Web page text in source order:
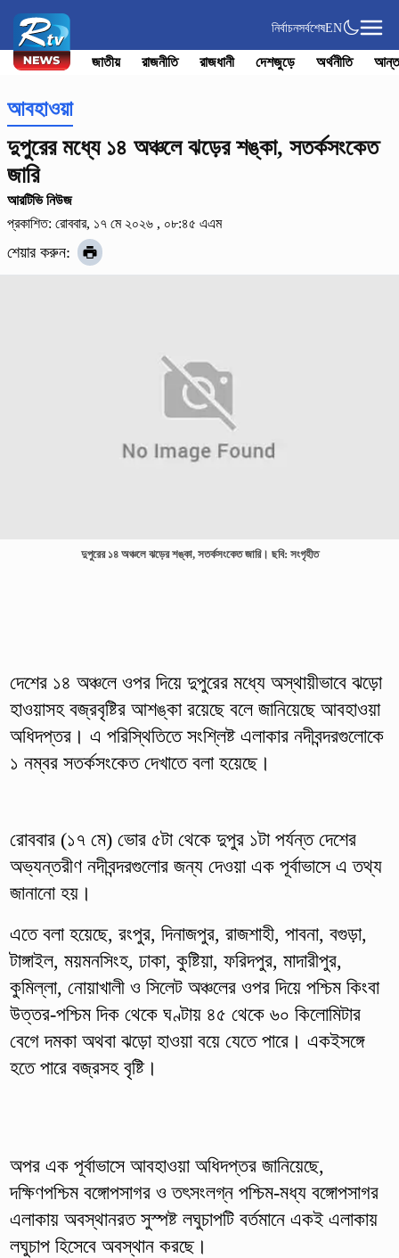
নির্বাচনসর্বশেষEN
জাতীয় রাজনীতি রাজধানী দেশজুড়ে অর্থনীতি
আবহাওয়া
দুপুরের মধ্যে ১৪ অঞ্চলে ঝড়ের শঙ্কা, সতর্কসংকেত
জারি
আরটিভি নিউজ
প্রকাশিত: রোববার, ১৭ মে ২০২৬ , ০৮:৪৫ এএম
শেয়ার করুন:
দুপুরের ১৪ অঞ্চলে ঝড়ের শঙ্কা, সতর্কসংকেত জারি। ছবি: সংগৃহীত
দেশের ১৪ অঞ্চলে ওপর দিয়ে দুপুরের মধ্যে অস্থায়ীভাবে ঝড়ো
হাওয়াসহ বজ্রবৃষ্টির আশঙ্কা রয়েছে বলে জানিয়েছে আবহাওয়া
অধিদপ্তর। এ পরিস্থিতিতে সংশ্লিষ্ট এলাকার নদীবন্দরগুলোকে
১ নম্বর সতর্কসংকেত দেখাতে বলা হয়েছে।
রোববার (১৭ মে) ভোর ৫টা থেকে দুপুর ১টা পর্যন্ত দেশের
অভ্যন্তরীণ নদীবন্দরগুলোর জন্য দেওয়া এক পূর্বাভাসে এ তথ্য
জানানো হয়।
এতে বলা হয়েছে, রংপুর, দিনাজপুর, রাজশাহী, পাবনা, বগুড়া,
টাঙ্গাইল, ময়মনসিংহ, ঢাকা, কুষ্টিয়া, ফরিদপুর, মাদারীপুর,
কুমিল্লা, নোয়াখালী ও সিলেট অঞ্চলের ওপর দিয়ে পশ্চিম কিংবা
উত্তর-পশ্চিম দিক থেকে ঘণ্টায় ৪৫ থেকে ৬০ কিলোমিটার
বেগে দমকা অথবা ঝড়ো হাওয়া বয়ে যেতে পারে। একইসঙ্গে
হতে পারে বজ্রসহ বৃষ্টি।
অপর এক পূর্বাভাসে আবহাওয়া অধিদপ্তর জানিয়েছে,
দক্ষিণপশ্চিম বঙ্গোপসাগর ও তৎসংলগ্ন পশ্চিম-মধ্য বঙ্গোপসাগর
এলাকায় অবস্থানরত সুস্পষ্ট লঘুচাপটি বর্তমানে একই এলাকায়
লঘুচাপ হিসেবে অবস্থান করছে।